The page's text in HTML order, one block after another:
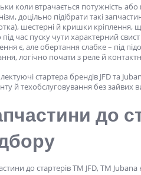
коли втрачається потужність
доцільно підібрати такі
шестерні й кришки кріплення,
час пуску чути характерний
є, але обертання слабке – під
логічно почати з реле й
стартера брендів JFD та
й техобслуговування без зайвих
до
до стартерів ТМ JFD, TM Jubana